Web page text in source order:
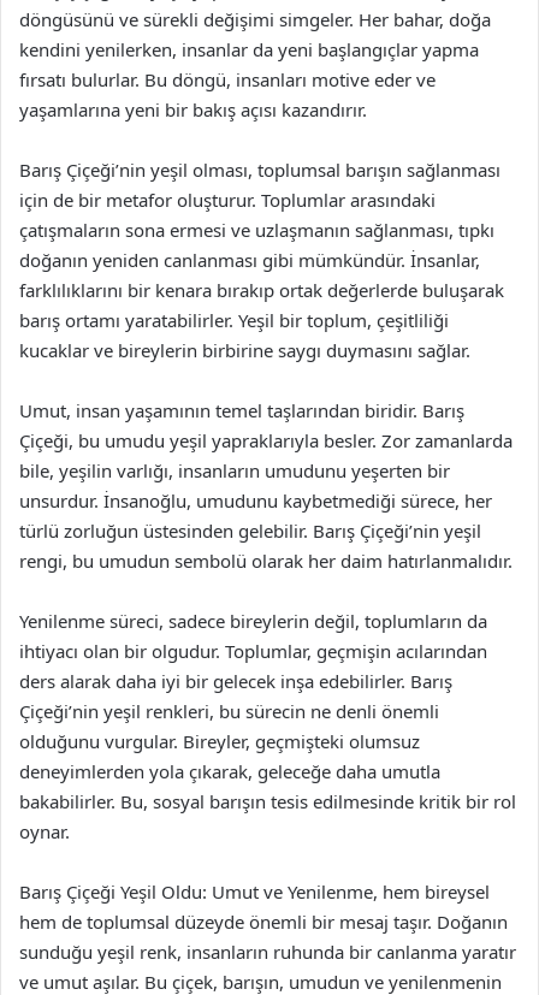
döngüsünü ve sürekli değişimi simgeler. Her bahar, doğa
kendini yenilerken, insanlar da yeni başlangıçlar yapma
fırsatı bulurlar. Bu döngü, insanları motive eder ve
yaşamlarına yeni bir bakış açısı kazandırır.
Barış Çiçeği’nin yeşil olması, toplumsal barışın sağlanması
için de bir metafor oluşturur. Toplumlar arasındaki
çatışmaların sona ermesi ve uzlaşmanın sağlanması, tıpkı
doğanın yeniden canlanması gibi mümkündür. İnsanlar,
farklılıklarını bir kenara bırakıp ortak değerlerde buluşarak
barış ortamı yaratabilirler. Yeşil bir toplum, çeşitliliği
kucaklar ve bireylerin birbirine saygı duymasını sağlar.
Umut, insan yaşamının temel taşlarından biridir. Barış
Çiçeği, bu umudu yeşil yapraklarıyla besler. Zor zamanlarda
bile, yeşilin varlığı, insanların umudunu yeşerten bir
unsurdur. İnsanoğlu, umudunu kaybetmediği sürece, her
türlü zorluğun üstesinden gelebilir. Barış Çiçeği’nin yeşil
rengi, bu umudun sembolü olarak her daim hatırlanmalıdır.
Yenilenme süreci, sadece bireylerin değil, toplumların da
ihtiyacı olan bir olgudur. Toplumlar, geçmişin acılarından
ders alarak daha iyi bir gelecek inşa edebilirler. Barış
Çiçeği’nin yeşil renkleri, bu sürecin ne denli önemli
olduğunu vurgular. Bireyler, geçmişteki olumsuz
deneyimlerden yola çıkarak, geleceğe daha umutla
bakabilirler. Bu, sosyal barışın tesis edilmesinde kritik bir rol
oynar.
Barış Çiçeği Yeşil Oldu: Umut ve Yenilenme, hem bireysel
hem de toplumsal düzeyde önemli bir mesaj taşır. Doğanın
sunduğu yeşil renk, insanların ruhunda bir canlanma yaratır
ve umut aşılar. Bu çiçek, barışın, umudun ve yenilenmenin